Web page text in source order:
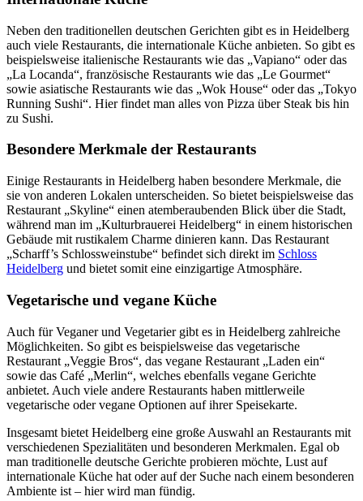
Neben den traditionellen deutschen Gerichten gibt es in Heidelberg
auch viele Restaurants, die internationale Küche anbieten. So gibt es
beispielsweise italienische Restaurants wie das „Vapiano“ oder das
„La Locanda“, französische Restaurants wie das „Le Gourmet“
sowie asiatische Restaurants wie das „Wok House“ oder das „Tokyo
Running Sushi“. Hier findet man alles von Pizza über Steak bis hin
zu Sushi.
Besondere Merkmale der Restaurants
Einige Restaurants in Heidelberg haben besondere Merkmale, die
sie von anderen Lokalen unterscheiden. So bietet beispielsweise das
Restaurant „Skyline“ einen atemberaubenden Blick über die Stadt,
während man im „Kulturbrauerei Heidelberg“ in einem historischen
Gebäude mit rustikalem Charme dinieren kann. Das Restaurant
„Scharff’s Schlossweinstube“ befindet sich direkt im Schloss
Heidelberg und bietet somit eine einzigartige Atmosphäre.
Vegetarische und vegane Küche
Auch für Veganer und Vegetarier gibt es in Heidelberg zahlreiche
Möglichkeiten. So gibt es beispielsweise das vegetarische
Restaurant „Veggie Bros“, das vegane Restaurant „Laden ein“
sowie das Café „Merlin“, welches ebenfalls vegane Gerichte
anbietet. Auch viele andere Restaurants haben mittlerweile
vegetarische oder vegane Optionen auf ihrer Speisekarte.
Insgesamt bietet Heidelberg eine große Auswahl an Restaurants mit
verschiedenen Spezialitäten und besonderen Merkmalen. Egal ob
man traditionelle deutsche Gerichte probieren möchte, Lust auf
internationale Küche hat oder auf der Suche nach einem besonderen
Ambiente ist – hier wird man fündig.